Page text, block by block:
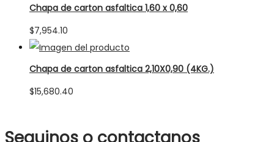
Chapa de carton asfaltica 1,60 x 0,60
$7,954.10
Chapa de carton asfaltica 2,10X0,90 (4KG.)
$15,680.40